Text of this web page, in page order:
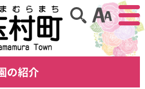
アクセ
サイト内検索
の紹介